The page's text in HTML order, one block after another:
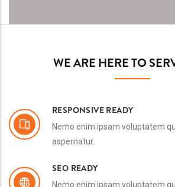
WE ARE HERE TO
RESPONSIVE READY
Nemo enim ipsam voluptatem
aspernatur.
SEO READY
Nemo enim ipsam voluptatem